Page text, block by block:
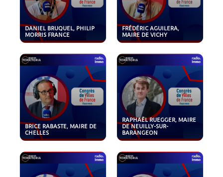
DANIEL BRUQUEL, PHILIP
MORRIS FRANCE
FRÉDÉRIC AGUILERA,
MAIRE DE VICHY
BRICE RABASTE, MAIRE DE
CHELLES
RAPHAËL RUEGGER, MAIRE
DE NEUILLY-SUR-
BARANGEON